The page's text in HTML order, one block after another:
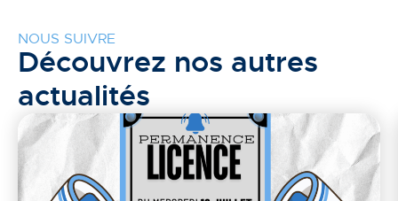
NOUS SUIVRE
Découvrez nos autres
actualités